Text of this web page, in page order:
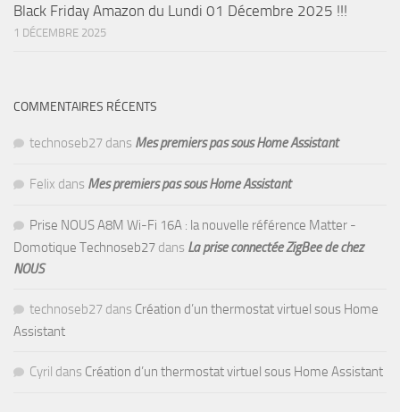
Black Friday Amazon du Lundi 01 Décembre 2025 !!!
1 DÉCEMBRE 2025
COMMENTAIRES RÉCENTS
technoseb27 dans Mes premiers pas sous Home Assistant
Felix dans Mes premiers pas sous Home Assistant
Prise NOUS A8M Wi-Fi 16A : la nouvelle référence Matter -
Domotique Technoseb27 dans La prise connectée ZigBee de chez
NOUS
technoseb27 dans Création d’un thermostat virtuel sous Home
Assistant
Cyril dans Création d’un thermostat virtuel sous Home Assistant